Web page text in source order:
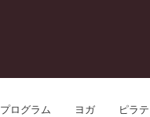
プログラム ヨガ ピラ